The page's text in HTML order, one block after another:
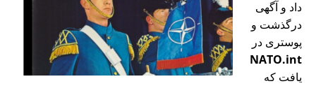
داد و آگهی
درگذشت و
پوستری در
NATO.int
یافت که